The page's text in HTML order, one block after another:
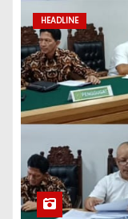
Bertindak
HEADLINE